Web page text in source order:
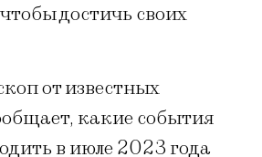
достичь своих
от известных
какие события
в июле 2023 года